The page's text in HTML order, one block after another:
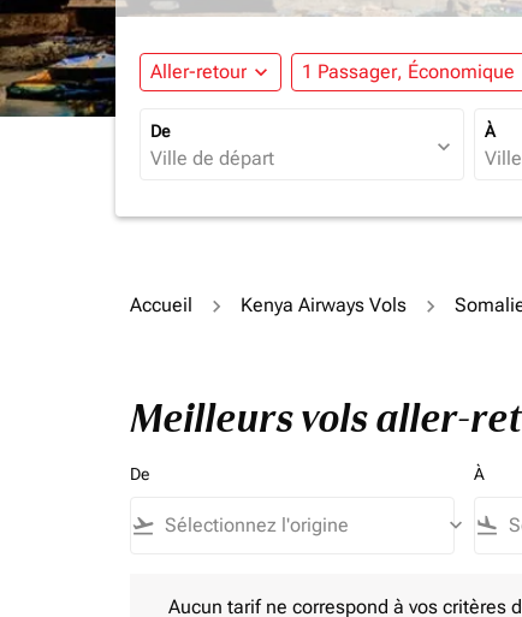
Aller-retour expand_more 1 Passager, Économique
De
expand_more
À
Accueil Kenya Airways Vols
Meilleurs vols aller-
De
flight_takeoff keyboard_arrow_down
À
flight_land
Aucun tarif ne correspond à vos critères